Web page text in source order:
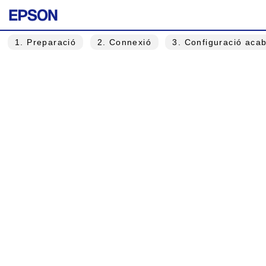
1 . Preparació 2 . Connexió 3 . Configuració